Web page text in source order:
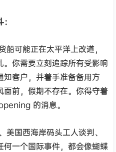
船可能正在太平洋上改道，
你需要立刻追踪所有受影响
知客户，并着手准备备用方
面前，假期不存在。你得守着
的消息。
美国西海岸码头工人谈判、
一个国际事件，都会像蝴蝶